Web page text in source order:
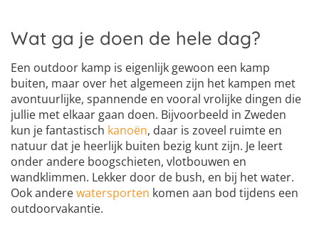
Wat ga je doen de hele dag?
Een outdoor kamp is eigenlijk gewoon een kamp
buiten, maar over het algemeen zijn het kampen met
avontuurlijke, spannende en vooral vrolijke dingen die
jullie met elkaar gaan doen. Bijvoorbeeld in Zweden
kun je fantastisch kanoën, daar is zoveel ruimte en
natuur dat je heerlijk buiten bezig kunt zijn. Je leert
onder andere boogschieten, vlotbouwen en
wandklimmen. Lekker door de bush, en bij het water.
Ook anderewatersporten komen aan bod tijdens een
outdoorvakantie.